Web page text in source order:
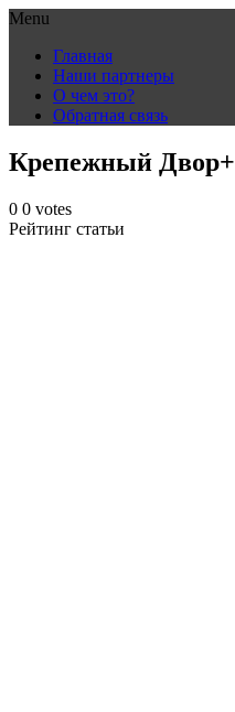
Menu
content
Главная
Наши партнеры
О чем это?
Обратная связь
Крепежный Двор+
0 0 votes
Рейтинг статьи